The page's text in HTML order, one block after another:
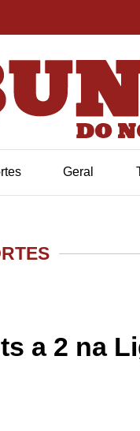
Geral
a 2 na